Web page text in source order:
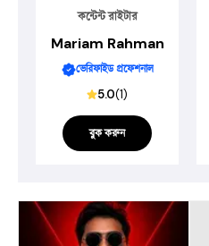
কন্টেন্ট রাইটার
Mariam Rahman
ভেরিফাইড প্রফেশনাল
5.0(1)
বুক করুন